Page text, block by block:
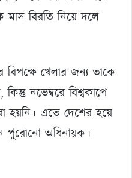
বিরতি নিয়ে দলে
বিপক্ষে খেলার জন্য তাকে
নভেম্বরে বিশ্বকাপে
হয়নি। এতে দেশের হয়ে
পুরোনো অধিনায়ক।